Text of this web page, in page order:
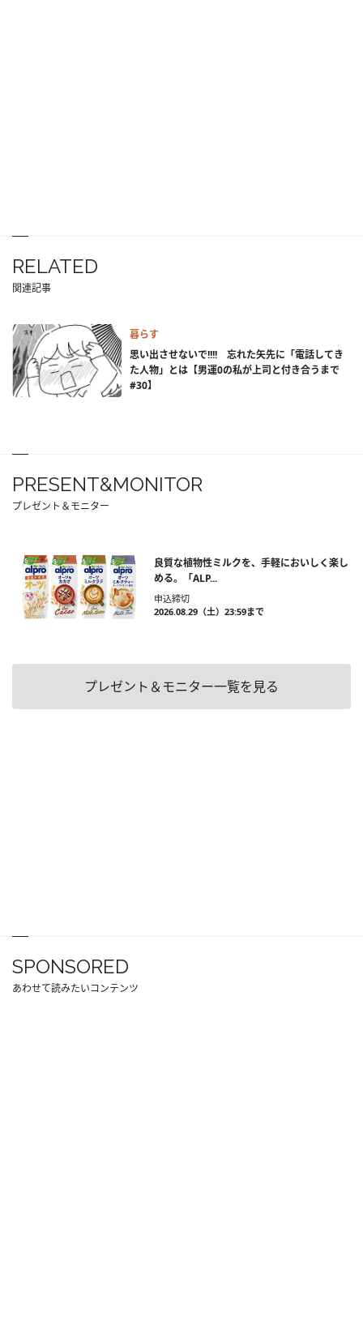
RELATED
関連記事
暮らす
思い出させないで!!!! 忘れた矢先に「電話してき
た人物」とは【男運0の私が上司と付き合うまで
#30】
PRESENT&MONITOR
プレゼント＆モニター
良質な植物性ミルクを、手軽においしく楽し
める。「ALP...
申込締切
2026.08.29（土）23:59まで
プレゼント＆モニター一覧を見る
SPONSORED
あわせて読みたいコンテンツ